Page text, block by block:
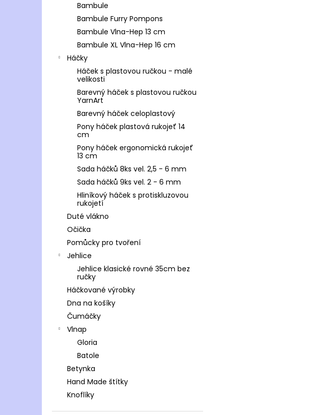
Bambule
Bambule Furry Pompons
Bambule Vlna-Hep 13 cm
Bambule XL Vlna-Hep 16 cm
Háčky
Háček s plastovou ručkou - malé
velikosti
Barevný háček s plastovou ručkou
YarnArt
Barevný háček celoplastový
Pony háček plastová rukojeť 14
cm
Pony háček ergonomická rukojeť
13 cm
Sada háčků 8ks vel. 2,5 - 6 mm
Sada háčků 9ks vel. 2 - 6 mm
Hliníkový háček s protiskluzovou
rukojetí
Duté vlákno
Očička
Pomůcky pro tvoření
Jehlice
Jehlice klasické rovné 35cm bez
ručky
Háčkované výrobky
Dna na košíky
Čumáčky
Vlnap
Gloria
Batole
Betynka
Hand Made štítky
Knoflíky